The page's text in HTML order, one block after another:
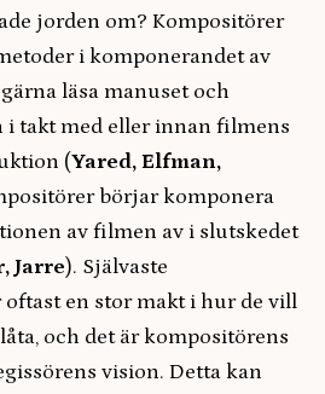
jorden om? Kompositörer
i komponerandet av
läsa manuset och
i takt med eller innan filmens
(Yared, Elfman,
börjar komponera
av filmen av i slutskedet
Jarre). Självaste
en stor makt i hur de vill
och det är kompositörens
vision. Detta kan